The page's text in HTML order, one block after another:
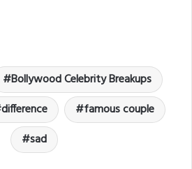
Bollywood Celebrity Breakups
difference
famous couple
sad